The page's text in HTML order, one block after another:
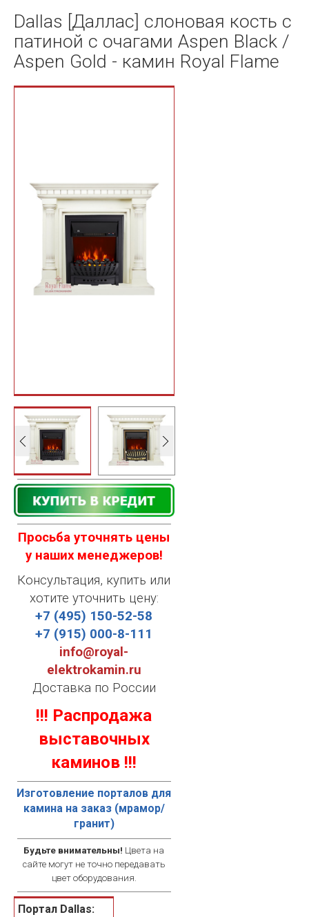
Dallas [Даллас] слоновая кость с
патиной с очагами Aspen Black /
Aspen Gold - камин Royal Flame
Просьба уточнять цены
у наших менеджеров!
Консультация, купить или
хотите уточнить цену:
+7 (495) 150-52-58
+7 (915) 000-8-111
info@royal-
elektrokamin.ru
Доставка по России
!!! Распродажа
выставочных
каминов !!!
Изготовление порталов для
камина на заказ (мрамор/
гранит)
Будьте внимательны! Цвета на
сайте могут не точно передавать
цвет оборудования.
Портал Dallas: